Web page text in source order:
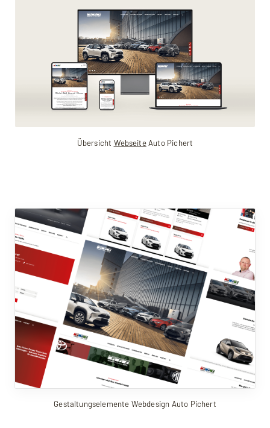
Übersicht WebseiteAuto Pichert
Gestaltungselemente Webdesign Auto Pichert